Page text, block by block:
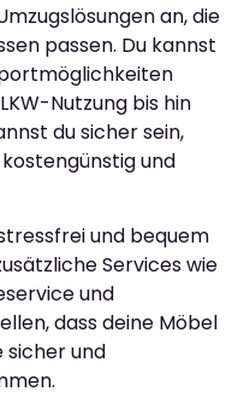
an, die
passen. Du kannst
Nutzung bis hin
du sicher sein,
und
und bequem
Services wie
und
dass deine Möbel
sicher und